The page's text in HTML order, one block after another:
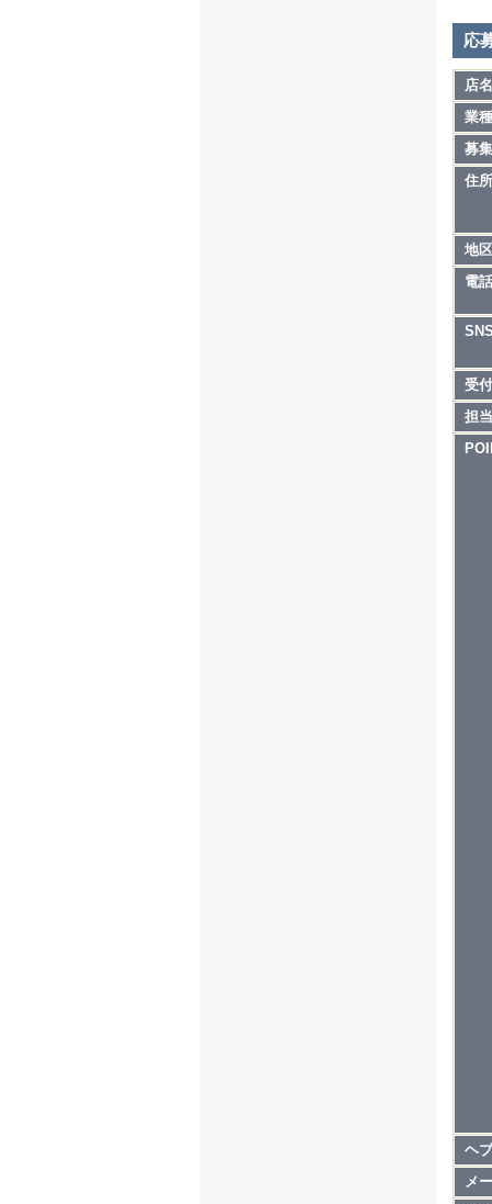
応
店名
業種
募
住所
地
電
受
担
ヘ
メ